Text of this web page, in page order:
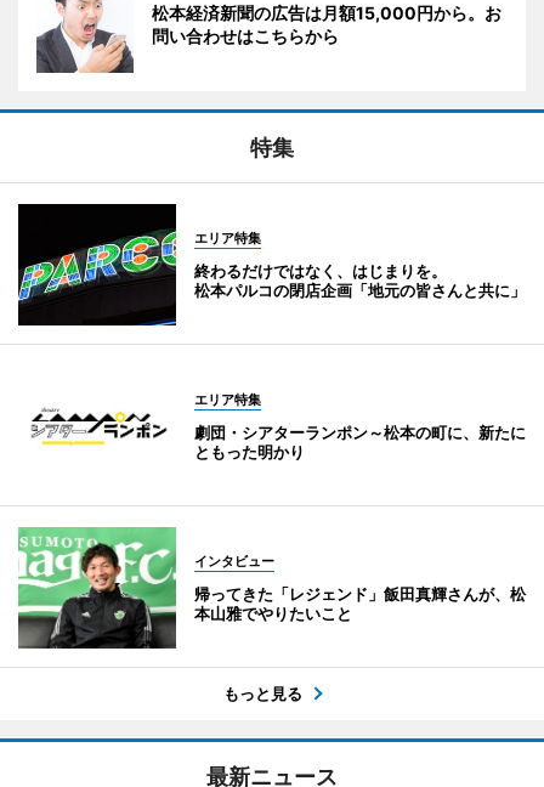
松本経済新聞の広告は月額15,000円から。お
問い合わせはこちらから
特集
エリア特集
終わるだけではなく、はじまりを。
松本パルコの閉店企画「地元の皆さんと共に」
エリア特集
劇団・シアターランポン～松本の町に、新たに
ともった明かり
インタビュー
帰ってきた「レジェンド」飯田真輝さんが、松
本山雅でやりたいこと
もっと見る
最新ニュース